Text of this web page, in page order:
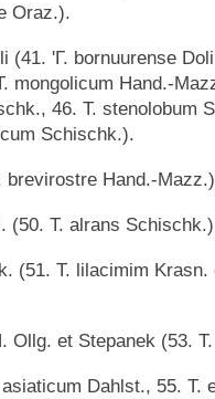
Oraz.).
(41. 'Г. bornuurense
mongolicum Hand.-
46. T. stenolobum
Schischk.).
brevirostre Hand.-
(50. T. alrans
(51. T. lilacimim
Ollg. et Stepanek (53.
Dahlst., 55. T.